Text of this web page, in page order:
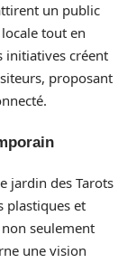
un public
tout en
initiatives créent
proposant
jardin des Tarots
plastiques et
seulement
une vision